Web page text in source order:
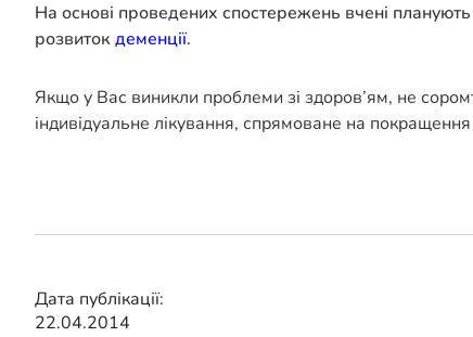
На основі проведених спостережень вчені
розвиток деменції.
Якщо у Вас виникли проблеми зі здоров’ям, не
індивідуальне лікування, спрямоване на
Дата публікації:
22.04.2014